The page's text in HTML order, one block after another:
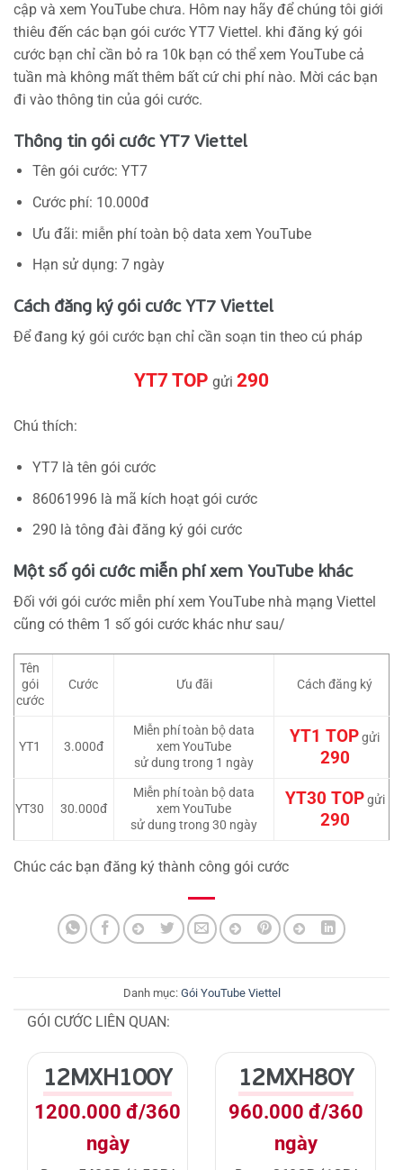
cập và xem YouTube chưa. Hôm nay hãy để chúng tôi giới
thiêu đến các bạn gói cước YT7 Viettel. khi đăng ký gói
cước bạn chỉ cần bỏ ra 10k bạn có thể xem YouTube cả
tuần mà không mất thêm bất cứ chi phí nào. Mời các bạn
đi vào thông tin của gói cước.
Thông tin gói cước YT7 Viettel
Tên gói cước: YT7
Cước phí: 10.000đ
Ưu đãi: miễn phí toàn bộ data xem YouTube
Hạn sử dụng: 7 ngày
Cách đăng ký gói cước YT7 Viettel
Để đang ký gói cước bạn chỉ cần soạn tin theo cú pháp
YT7 TOP gửi 290
Chú thích:
YT7 là tên gói cước
86061996 là mã kích hoạt gói cước
290 là tông đài đăng ký gói cước
Một số gói cước miễn phí xem YouTube khác
Đối với gói cước miễn phí xem YouTube nhà mạng Viettel
cũng có thêm 1 số gói cước khác như sau/
Tên
gói
cước
Cước Ưu đãi Cách đăng ký
YT1 3.000đ
Miễn phí toàn bộ data
xem YouTube
sử dung trong 1 ngày
YT1 TOPgửi
290
YT30 30.000đ
Miễn phí toàn bộ data
xem YouTube
sử dung trong 30 ngày
YT30 TOPgửi
290
Chúc các bạn đăng ký thành công gói cước
Danh mục: Gói YouTube Viettel
GÓI CƯỚC LIÊN QUAN:
12MXH100Y
1200.000 đ/360
ngày
12MXH80Y
960.000 đ/360
ngày